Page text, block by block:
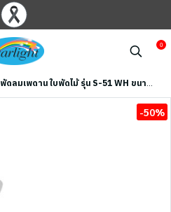
0
พัดลมเพดาน ใบพัดไม้ รุ่น S-51 WH ขนาด 52 นิ้ว สีขาว
-50%